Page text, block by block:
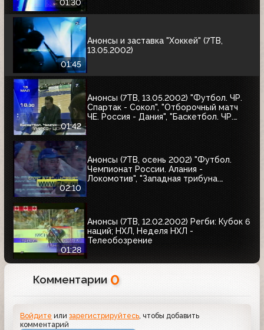
01:30
01:45
Анонсы и заставка "Хоккей" (7ТВ,
13.05.2002)
01:42
Анонсы (7ТВ, 13.05.2002) "Футбол. ЧР.
Спартак - Сокол", "Отборочный матч
ЧЕ. Россия - Дания", "Баскетбол. ЧР.
02:10
Анонсы (7ТВ, осень 2002) "Футбол.
Чемпионат России. Алания -
Локомотив", "Западная трибуна.
01:28
Анонсы (7ТВ, 12.02.2002) Регби: Кубок 6
наций; НХЛ, Неделя НХЛ -
Телеобозрение
Комментарии 0
Войдите илизарегистрируйтесь, чтобы добавить
комментарий